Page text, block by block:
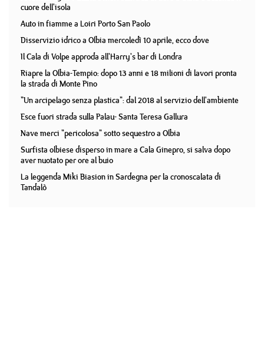
cuore dell'isola
Auto in fiamme a Loiri Porto San Paolo
Disservizio idrico a Olbia mercoledì 10 aprile, ecco dove
Il Cala di Volpe approda all'Harry's bar di Londra
Riapre la Olbia-Tempio: dopo 13 anni e 18 milioni di lavori pronta
la strada di Monte Pino
"Un arcipelago senza plastica": dal 2018 al servizio dell'ambiente
Esce fuori strada sulla Palau- Santa Teresa Gallura
Nave merci "pericolosa" sotto sequestro a Olbia
Surfista olbiese disperso in mare a Cala Ginepro, si salva dopo
aver nuotato per ore al buio
La leggenda Miki Biasion in Sardegna per la cronoscalata di
Tandalò